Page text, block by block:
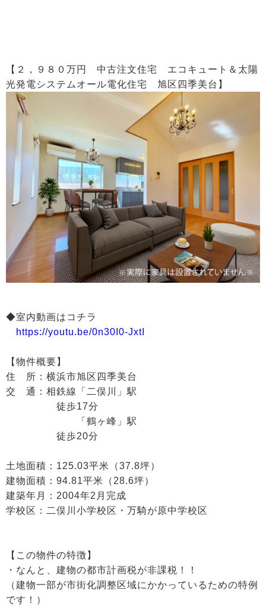
【２，９８０万円 中古注文住宅 エコキュート＆太陽
光発電システムオール電化住宅 旭区四季美台】
◆室内動画はコチラ
https://youtu.be/0n30I0-JxtI
【物件概要】
住 所：横浜市旭区四季美台
交 通：相鉄線「二俣川」駅
徒歩17分
「鶴ヶ峰」駅
徒歩20分
土地面積：125.03平米（37.8坪）
建物面積：94.81平米（28.6坪）
建築年月：2004年2月完成
学校区：二俣川小学校区・万騎が原中学校区
【この物件の特徴】
・なんと、建物の都市計画税が非課税！！
（建物一部が市街化調整区域にかかっているための特例
です！）